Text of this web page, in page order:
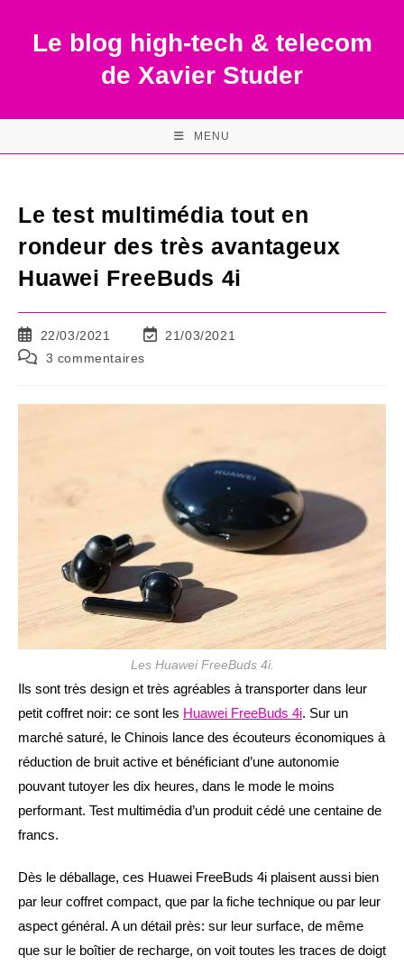
contentLe blog high-tech & telecom
de Xavier Studer
MENU
Le test multimédia tout en
rondeur des très avantageux
Huawei FreeBuds 4i
Publication
publiée :
22/03/2021
Dernière
publication :
21/03/2021
Commentaires
publication :
3 commentaires
Les Huawei FreeBuds 4i.
Ils sont très design et très agréables à transporter dans leur
petit coffret noir: ce sont les Huawei FreeBuds 4i. Sur un
marché saturé, le Chinois lance des écouteurs économiques à
réduction de bruit active et bénéficiant d’une autonomie
pouvant tutoyer les dix heures, dans le mode le moins
performant. Test multimédia d’un produit cédé une centaine de
francs.
Dès le déballage, ces Huawei FreeBuds 4i plaisent aussi bien
par leur coffret compact, que par la fiche technique ou par leur
aspect général. A un détail près: sur leur surface, de même
que sur le boîtier de recharge, on voit toutes les traces de doigt